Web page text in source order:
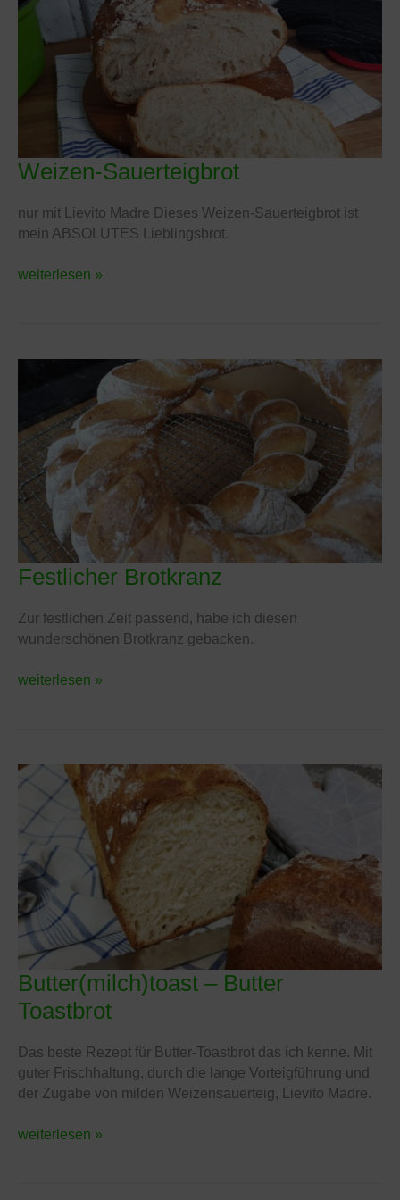
Weizen-Sauerteigbrot
nur mit Lievito Madre Dieses Weizen-Sauerteigbrot ist
mein ABSOLUTES Lieblingsbrot.
Weizen-
weiterlesen »
Festlicher Brotkranz
Zur festlichen Zeit passend, habe ich diesen
wunderschönen Brotkranz gebacken.
Festlicher
weiterlesen »
Butter(milch)toast – Butter
Toastbrot
Das beste Rezept für Butter-Toastbrot das ich kenne. Mit
guter Frischhaltung, durch die lange Vorteigführung und
der Zugabe von milden Weizensauerteig, Lievito Madre.
Butter(milch)toast
–
Butter
weiterlesen »